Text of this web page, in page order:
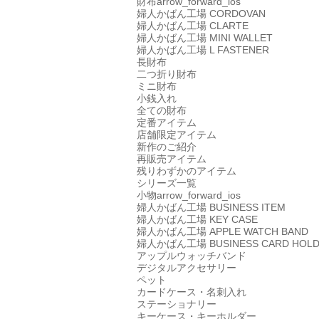
婦人かばん工場 CORDOVAN
婦人かばん工場 CLARTE
婦人かばん工場 MINI WALLET
婦人かばん工場 L FASTENER
長財布
二つ折り財布
ミニ財布
小銭入れ
全ての財布
定番アイテム
店舗限定アイテム
新作のご紹介
再販売アイテム
残りわずかのアイテム
シリーズ一覧
小物arrow_forward_ios
婦人かばん工場 BUSINESS ITEM
婦人かばん工場 KEY CASE
婦人かばん工場 APPLE WATCH BAND
婦人かばん工場 BUSINESS CARD
アップルウォッチバンド
デジタルアクセサリー
ペット
カードケース・名刺入れ
ステーショナリー
キーケース・キーホルダー